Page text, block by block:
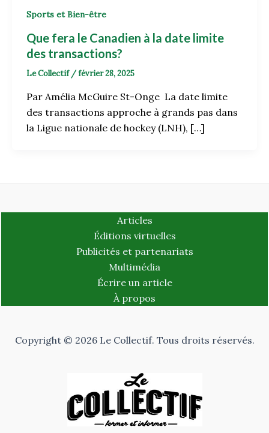
Sports et Bien-être
Que fera le Canadien à la date limite
des transactions?
Le Collectif /février 28, 2025
Par Amélia McGuire St-Onge La date limite
des transactions approche à grands pas dans
la Ligue nationale de hockey (LNH), […]
Articles
Éditions virtuelles
Publicités et partenariats
Multimédia
Écrire un article
À propos
Copyright © 2026 Le Collectif. Tous droits réservés.